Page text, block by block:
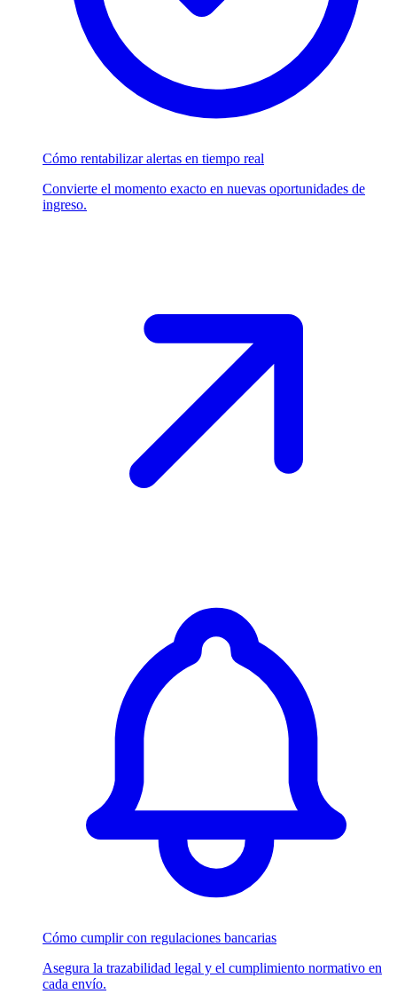
Cómo rentabilizar alertas en tiempo real
Convierte el momento exacto en nuevas oportunidades de
ingreso.
Cómo cumplir con regulaciones bancarias
Asegura la trazabilidad legal y el cumplimiento normativo en
cada envío.